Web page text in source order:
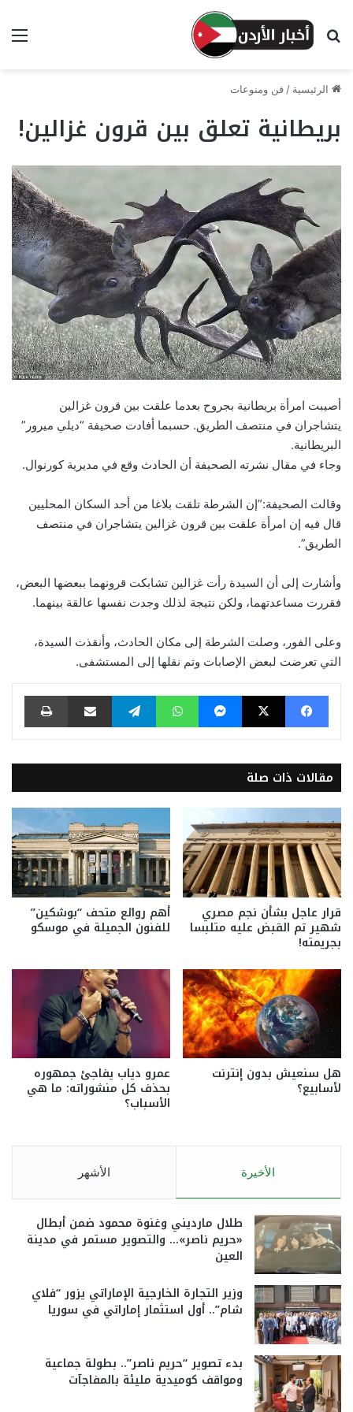
بحث عن
الرئيسية / فن ومنوعات
بريطانية تعلق بين قرون غزالين!
أصيبت امرأة بريطانية بجروح بعدما علقت بين قرون غزالين
يتشاجران في منتصف الطريق. حسبما أفادت صحيفة “ديلي ميرور”
البريطانية.
وجاء في مقال نشرته الصحيفة أن الحادث وقع في مديرية كورنوال.
وقالت الصحيفة:”إن الشرطة تلقت بلاغا من أحد السكان المحليين
قال فيه إن امرأة علقت بين قرون غزالين يتشاجران في منتصف
الطريق”.
وأشارت إلى أن السيدة رأت غزالين تشابكت قرونهما ببعضها البعض،
فقررت مساعدتهما، ولكن نتيجة لذلك وجدت نفسها عالقة بينهما.
وعلى الفور، وصلت الشرطة إلى مكان الحادث، وأنقذت السيدة،
التي تعرضت لبعض الإصابات وتم نقلها إلى المستشفى.
فيسبوك ‫X ماسنجر واتساب تيلقرام مشاركة عبر البريد طباعة
مقالات ذات صلة
قرار عاجل بشأن نجم مصري
شهير تم القبض عليه متلبسا
بجريمته!
أهم روائع متحف “بوشكين”
للفنون الجميلة في موسكو
هل سنعيش بدون إنترنت
لأسابيع؟
عمرو دياب يفاجئ جمهوره
بحذف كل منشوراته: ما هي
الأسباب؟
الأخيرة الأشهر
طلال مارديني وغنوة محمود ضمن أبطال
«حريم ناصر»… والتصوير مستمر في مدينة
العين
وزير التجارة الخارجية الإماراتي يزور “فلاي
شام”.. أول استثمار إماراتي في سوريا
بدء تصوير “حريم ناصر”.. بطولة جماعية
ومواقف كوميدية مليئة بالمفاجآت